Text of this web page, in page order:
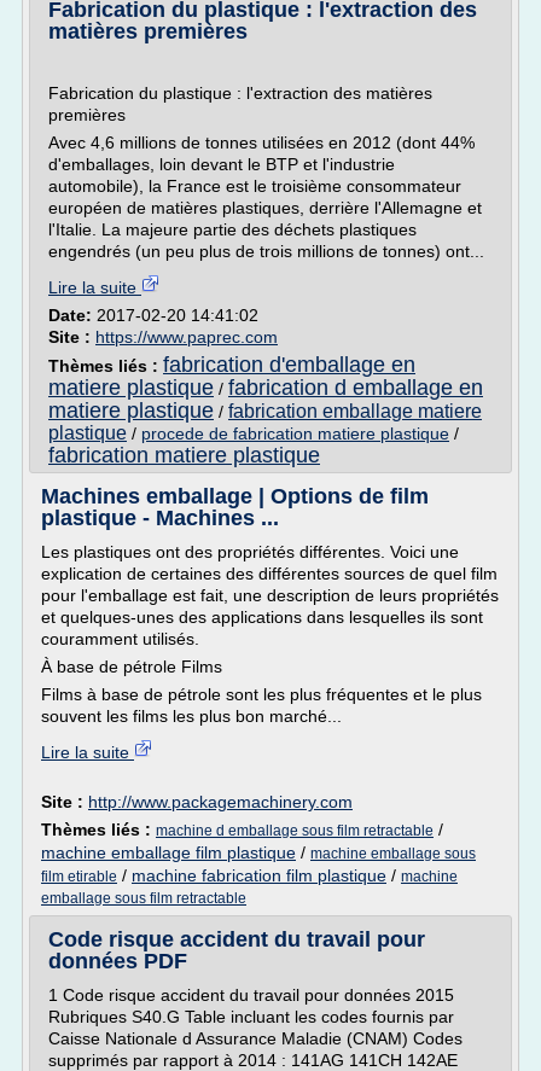
Fabrication du plastique : l'extraction des
matières premières
Fabrication du plastique : l'extraction des matières
premières
Avec 4,6 millions de tonnes utilisées en 2012 (dont 44%
d'emballages, loin devant le BTP et l'industrie
automobile), la France est le troisième consommateur
européen de matières plastiques, derrière l'Allemagne et
l'Italie. La majeure partie des déchets plastiques
engendrés (un peu plus de trois millions de tonnes) ont...
Lire la suite
Date: 2017-02-20 14:41:02
Site : https://www.paprec.com
Thèmes liés : fabrication d'emballage en
matiere plastique / fabrication d emballage en
matiere plastique / fabrication emballage matiere
plastique / procede de fabrication matiere plastique /
fabrication matiere plastique
Machines emballage | Options de film
plastique - Machines ...
Les plastiques ont des propriétés différentes. Voici une
explication de certaines des différentes sources de quel film
pour l'emballage est fait, une description de leurs propriétés
et quelques-unes des applications dans lesquelles ils sont
couramment utilisés.
À base de pétrole Films
Films à base de pétrole sont les plus fréquentes et le plus
souvent les films les plus bon marché...
Lire la suite
Site : http://www.packagemachinery.com
Thèmes liés : machine d emballage sous film retractable /
machine emballage film plastique / machine emballage sous
film etirable / machine fabrication film plastique / machine
emballage sous film retractable
Code risque accident du travail pour
données PDF
1 Code risque accident du travail pour données 2015
Rubriques S40.G Table incluant les codes fournis par
Caisse Nationale d Assurance Maladie (CNAM) Codes
supprimés par rapport à 2014 : 141AG 141CH 142AE